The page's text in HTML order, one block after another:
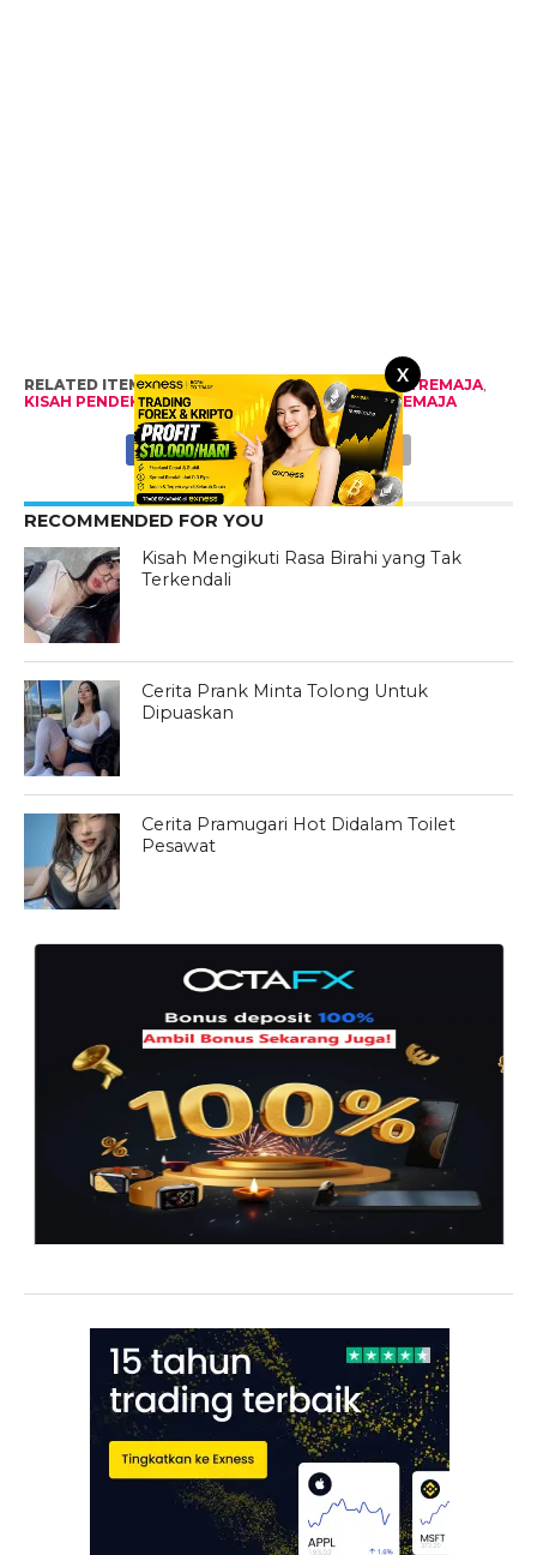
X
RELATED ITEMS: CEPEN CERITA PENDEK,CERITA REMAJA,
KISAH PENDEK,KISAH REMAJA,NOVEL,NOVEL REMAJA
RECOMMENDED FOR YOU
Kisah Mengikuti Rasa Birahi yang Tak
Terkendali
Cerita Prank Minta Tolong Untuk
Dipuaskan
Cerita Pramugari Hot Didalam Toilet
Pesawat